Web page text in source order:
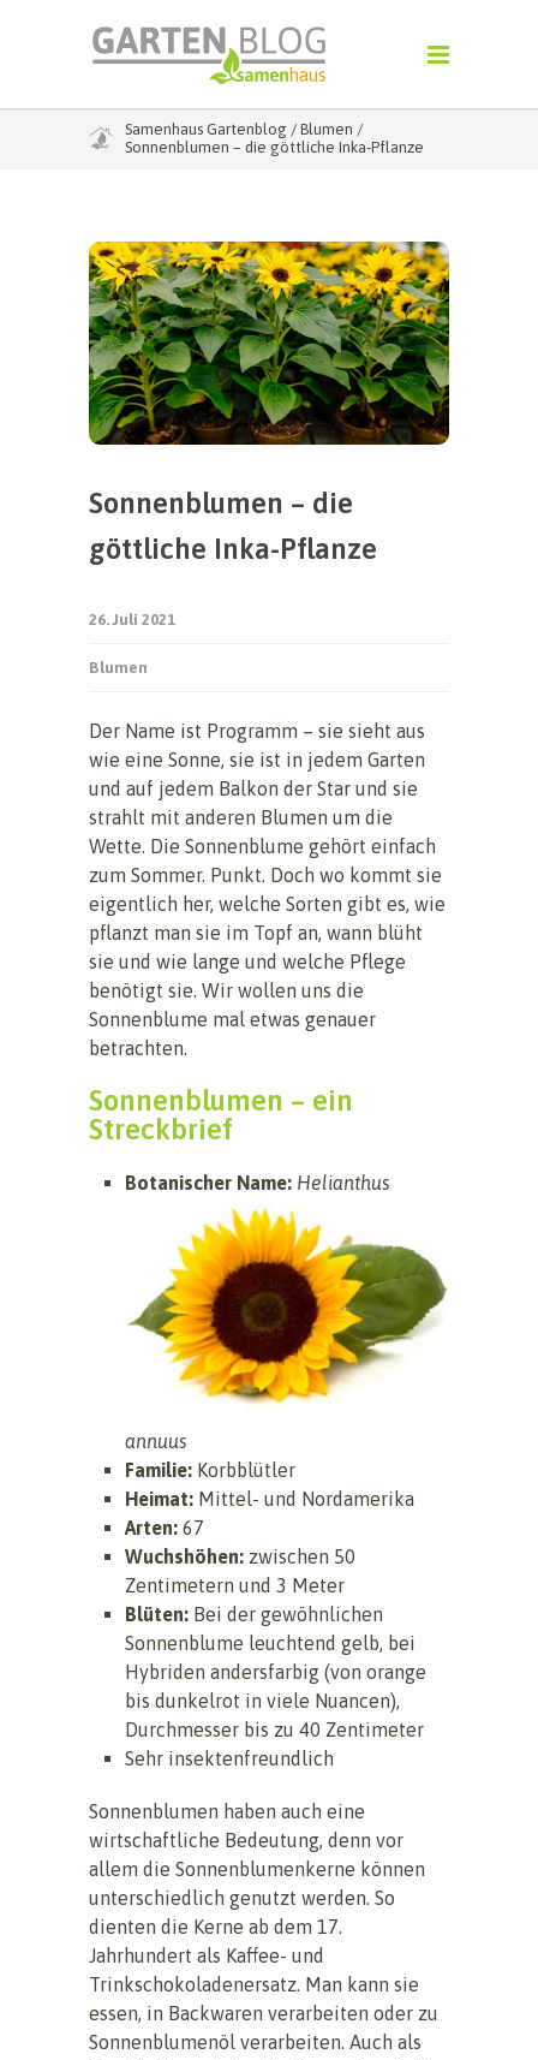
Samenhaus Gartenblog / Blumen /
Sonnenblumen – die göttliche Inka-Pflanze
Sonnenblumen – die
göttliche Inka-Pflanze
26. Juli 2021
Blumen
Der Name ist Programm – sie sieht aus
wie eine Sonne, sie ist in jedem Garten
und auf jedem Balkon der Star und sie
strahlt mit anderen Blumen um die
Wette. Die Sonnenblume gehört einfach
zum Sommer. Punkt. Doch wo kommt sie
eigentlich her, welche Sorten gibt es, wie
pflanzt man sie im Topf an, wann blüht
sie und wie lange und welche Pflege
benötigt sie. Wir wollen uns die
Sonnenblume mal etwas genauer
betrachten.
Sonnenblumen – ein
Streckbrief
Botanischer Name: Helianthus
annuus
Familie: Korbblütler
Heimat: Mittel- und Nordamerika
Arten: 67
Wuchshöhen: zwischen 50
Zentimetern und 3 Meter
Blüten: Bei der gewöhnlichen
Sonnenblume leuchtend gelb, bei
Hybriden andersfarbig (von orange
bis dunkelrot in viele Nuancen),
Durchmesser bis zu 40 Zentimeter
Sehr insektenfreundlich
Sonnenblumen haben auch eine
wirtschaftliche Bedeutung, denn vor
allem die Sonnenblumenkerne können
unterschiedlich genutzt werden. So
dienten die Kerne ab dem 17.
Jahrhundert als Kaffee- und
Trinkschokoladenersatz. Man kann sie
essen, in Backwaren verarbeiten oder zu
Sonnenblumenöl verarbeiten. Auch als